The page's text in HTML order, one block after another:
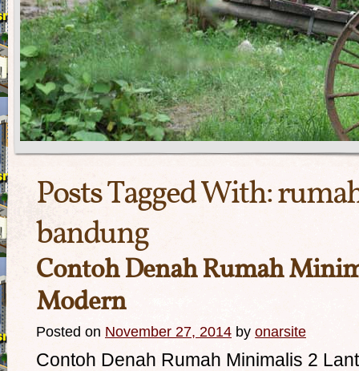
Posts Tagged With:
bandung
Contoh Denah Rumah
Modern
Posted on November 27, 2014 by onarsite
Contoh Denah Rumah Minimalis 2